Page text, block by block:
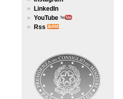
LinkedIn
YouTube
Rss